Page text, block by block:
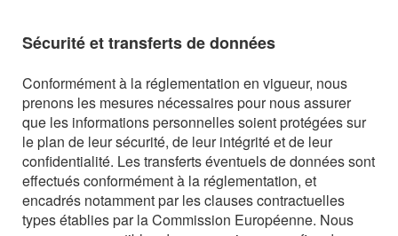
Sécurité et transferts de données
Conformément à la réglementation en vigueur, nous
prenons les mesures nécessaires pour nous assurer
que les informations personnelles soient protégées sur
le plan de leur sécurité, de leur intégrité et de leur
confidentialité. Les transferts éventuels de données sont
effectués conformément à la réglementation, et
encadrés notamment par les clauses contractuelles
types établies par la Commission Européenne. Nous